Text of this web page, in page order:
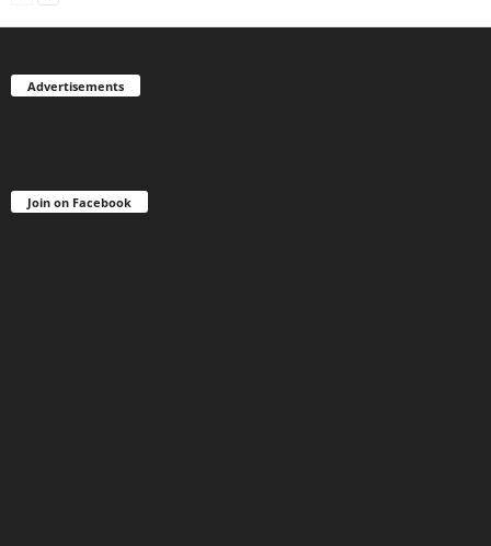
Advertisements
Join on Facebook